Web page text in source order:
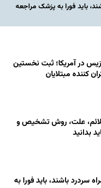
باید فورا به پزشک مراجعه
در آمریکا؛ ثبت نخستین
کننده مبتلایان
علت، روش تشخیص و
بدانید
سردرد باشند، باید فورا به